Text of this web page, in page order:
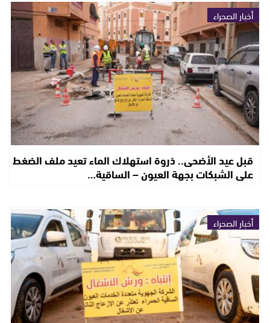
أخبار الصحراء
قبل عيد الأضحى.. ذروة استهلاك الماء تعيد ملف الضغط
على الشبكات بجهة العيون – الساقية…
أخبار الصحراء